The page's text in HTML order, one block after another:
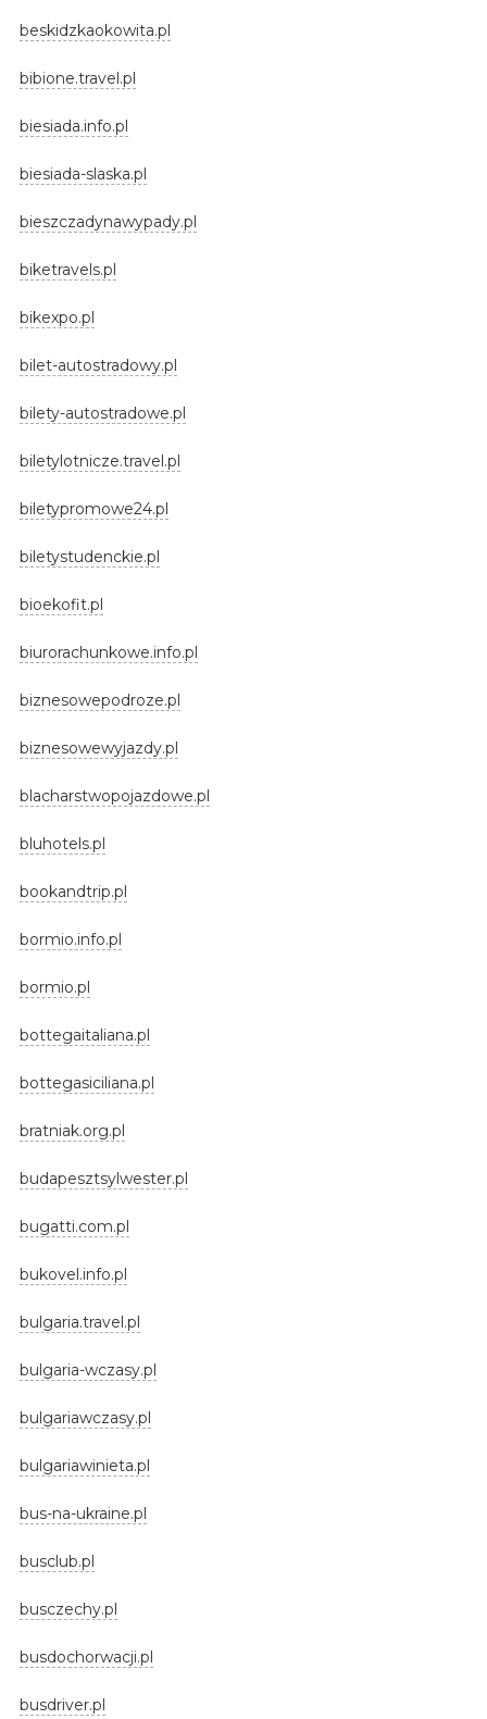
beskidzkaokowita.pl
bibione.travel.pl
biesiada.info.pl
biesiada-slaska.pl
bieszczadynawypady.pl
biketravels.pl
bikexpo.pl
bilet-autostradowy.pl
bilety-autostradowe.pl
biletylotnicze.travel.pl
biletypromowe24.pl
biletystudenckie.pl
bioekofit.pl
biurorachunkowe.info.pl
biznesowepodroze.pl
biznesowewyjazdy.pl
blacharstwopojazdowe.pl
bluhotels.pl
bookandtrip.pl
bormio.info.pl
bormio.pl
bottegaitaliana.pl
bottegasiciliana.pl
bratniak.org.pl
budapesztsylwester.pl
bugatti.com.pl
bukovel.info.pl
bulgaria.travel.pl
bulgaria-wczasy.pl
bulgariawczasy.pl
bulgariawinieta.pl
bus-na-ukraine.pl
busclub.pl
busczechy.pl
busdochorwacji.pl
busdriver.pl